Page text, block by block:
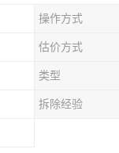
操作方式
估价方式
类型
拆除经验